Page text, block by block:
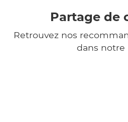
Partage de
Retrouvez nos
dans notre